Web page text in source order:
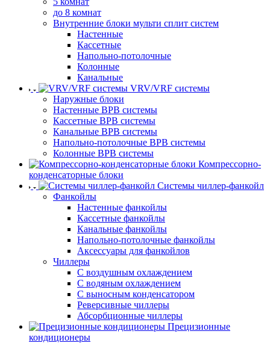
до 8 комнат
Внутренние блоки мульти сплит систем
Настенные
Кассетные
Напольно-потолочные
Колонные
Канальные
VRV/VRF системы
Наружные блоки
Настенные ВРВ системы
Кассетные ВРВ системы
Канальные ВРВ системы
Напольно-потолочные ВРВ системы
Колонные ВРВ системы
Компрессорно-
конденсаторные блоки
Системы чиллер-фанкойл
Фанкойлы
Настенные фанкойлы
Кассетные фанкойлы
Канальные фанкойлы
Напольно-потолочные фанкойлы
Аксессуары для фанкойлов
Чиллеры
С воздушным охлаждением
С водяным охлаждением
С выносным конденсатором
Реверсивные чиллеры
Абсорбционные чиллеры
Прецизионные
кондиционеры